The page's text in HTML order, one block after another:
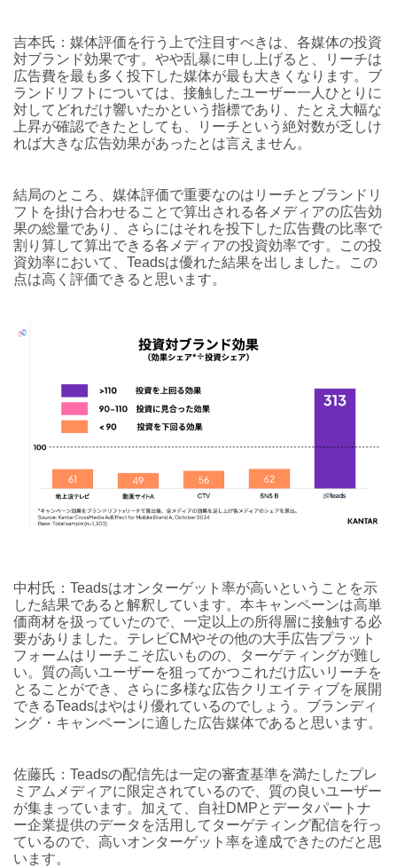
吉本氏：媒体評価を行う上で注目すべきは、各媒体の投資
対ブランド効果です。やや乱暴に申し上げると、リーチは
広告費を最も多く投下した媒体が最も大きくなります。ブ
ランドリフトについては、接触したユーザー一人ひとりに
対してどれだけ響いたかという指標であり、たとえ大幅な
上昇が確認できたとしても、リーチという絶対数が乏しけ
れば大きな広告効果があったとは言えません。
結局のところ、媒体評価で重要なのはリーチとブランドリ
フトを掛け合わせることで算出される各メディアの広告効
果の総量であり、さらにはそれを投下した広告費の比率で
割り算して算出できる各メディアの投資効率です。この投
資効率において、Teadsは優れた結果を出しました。この
点は高く評価できると思います。
中村氏：Teadsはオンターゲット率が高いということを示
した結果であると解釈しています。本キャンペーンは高単
価商材を扱っていたので、一定以上の所得層に接触する必
要がありました。テレビCMやその他の大手広告プラット
フォームはリーチこそ広いものの、ターゲティングが難し
い。質の高いユーザーを狙ってかつこれだけ広いリーチを
とることができ、さらに多様な広告クリエイティブを展開
できるTeadsはやはり優れているのでしょう。ブランディ
ング・キャンペーンに適した広告媒体であると思います。
佐藤氏：Teadsの配信先は一定の審査基準を満たしたプレ
ミアムメディアに限定されているので、質の良いユーザー
が集まっています。加えて、自社DMPとデータパートナ
ー企業提供のデータを活用してターゲティング配信を行っ
ているので、高いオンターゲット率を達成できたのだと思
います。